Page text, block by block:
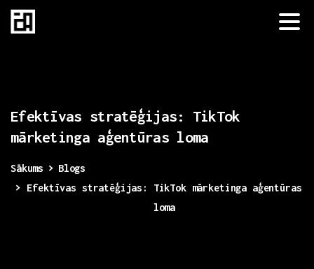
Efektīvas stratēģijas:
TikTok
mārketinga aģentūras loma
Sākums
Blogs
Efektīvas stratēģijas: TikTok mārketinga aģentūras
loma